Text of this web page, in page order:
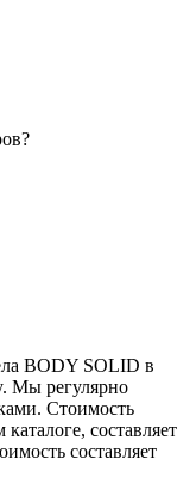
BODY SOLID в
Мы регулярно
Стоимость
составляет
составляет